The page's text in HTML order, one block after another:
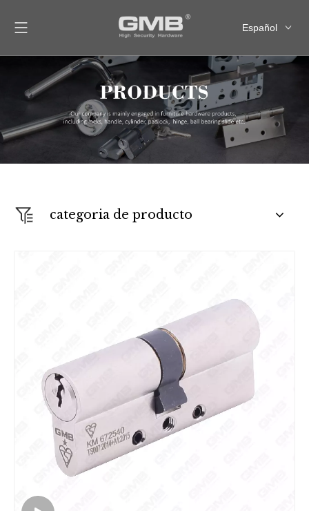
Español
العربية
Français
Pусский
categoria de producto